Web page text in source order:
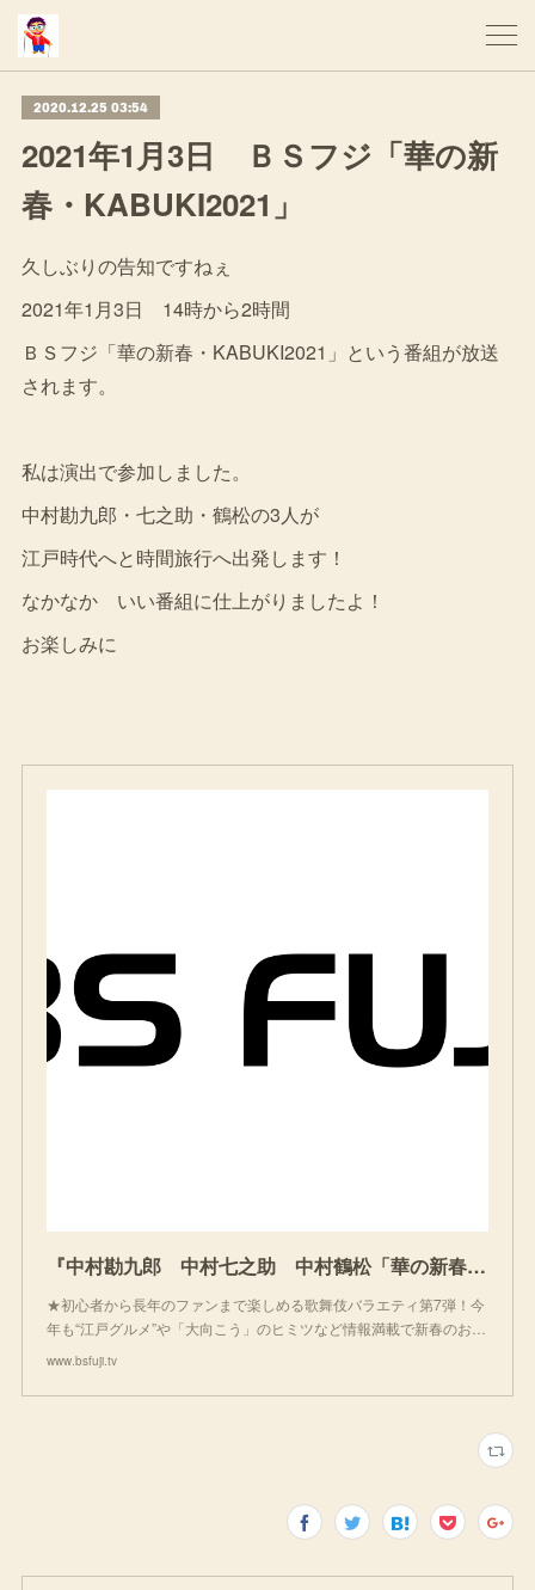
2020.12.25 03:54
2021年1月3日 ＢＳフジ「華の新
春・KABUKI2021」
久しぶりの告知ですねぇ
2021年1月3日 14時から2時間
ＢＳフジ「華の新春・KABUKI2021」という番組が放送
されます。
私は演出で参加しました。
中村勘九郎・七之助・鶴松の3人が
江戸時代へと時間旅行へ出発します！
なかなか いい番組に仕上がりましたよ！
お楽しみに
『中村勘九郎 中村七之助 中村鶴松「華の新春・KABUKI 2021」』｜BSフジ
★初心者から長年のファンまで楽しめる歌舞伎バラエティ第7弾！今
年も“江戸グルメ”や「大向こう」のヒミツなど情報満載で新春のお…
www.bsfuji.tv